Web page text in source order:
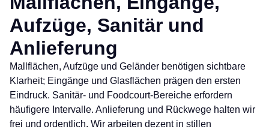
Aufzüge, Sanitär und
Anlieferung
Mallflächen, Aufzüge und Geländer benötigen sichtbare
Klarheit; Eingänge und Glasflächen prägen den ersten
Eindruck. Sanitär- und Foodcourt-Bereiche erfordern
häufigere Intervalle. Anlieferung und Rückwege halten wir
frei und ordentlich. Wir arbeiten dezent in stillen